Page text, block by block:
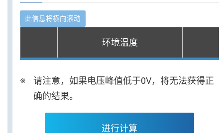
环境温度
请注意，如果电压峰值低于0V，将无法获得正
确的结果。
进行计算